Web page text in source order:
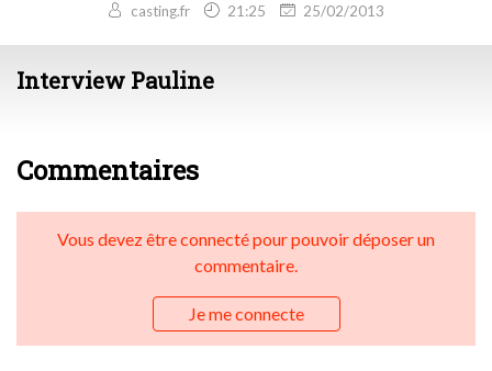
casting.fr 21:25 25/02/2013
Interview Pauline
Commentaires
Vous devez être connecté pour pouvoir déposer un
commentaire.
Je me connecte